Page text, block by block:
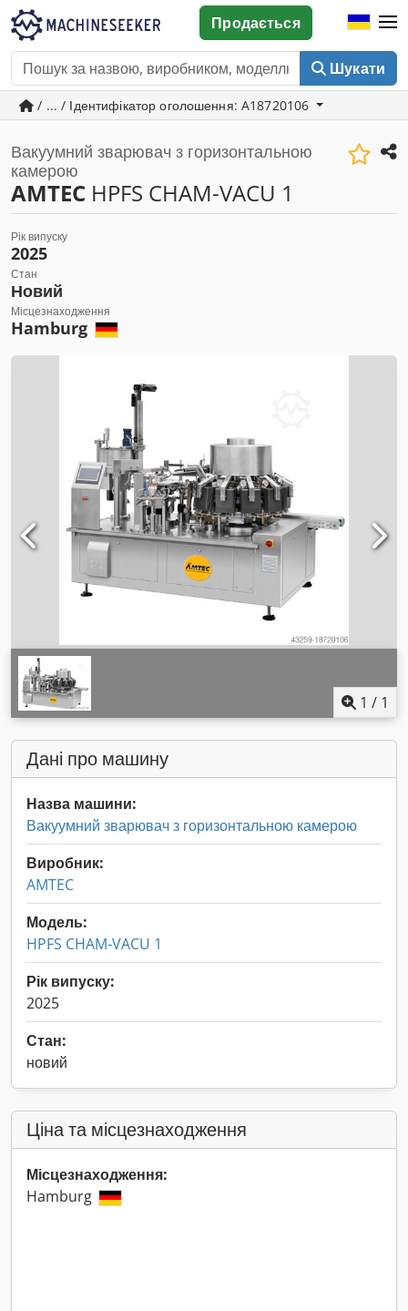
Шукати
Продається
/ ... / Ідентифікатор оголошення: A18720106
Вакуумний зварювач з горизонтальною
камерою
AMTEC HPFS CHAM-VACU 1
Рік випуску
2025
Стан
Новий
Місцезнаходження
Hamburg
1 / 1
Дані про машину
Назва машини:
Вакуумний зварювач з горизонтальною камерою
Виробник:
AMTEC
Модель:
HPFS CHAM-VACU 1
Рік випуску:
2025
Стан:
новий
Ціна та місцезнаходження
Місцезнаходження:
Hamburg